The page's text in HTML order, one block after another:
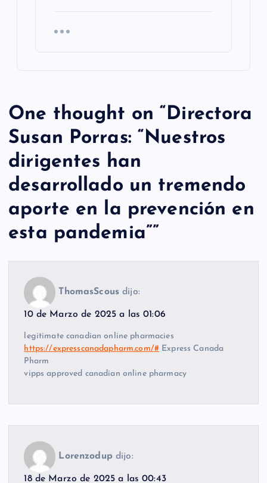
One thought on “Directora
Susan Porras: “Nuestros
dirigentes han
desarrollado un tremendo
aporte en la prevención en
esta pandemia””
ThomasScous dijo:
10 de Marzo de 2025 a las 01:06
legitimate canadian online pharmacies
https://expresscanadapharm.com/#Express Canada
Pharm
vipps approved canadian online pharmacy
Lorenzodup dijo:
18 de Marzo de 2025 a las 00:43